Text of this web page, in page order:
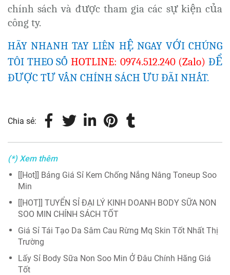
chính sách và được tham gia các sự kiện của
công ty.
HÃY NHANH TAY LIÊN HỆ NGAY VỚI CHÚNG
TÔI THEO SỐ HOTLINE: 0974.512.240 (Zalo) ĐỂ
ĐƯỢC TƯ VẤN CHÍNH SÁCH ƯU ĐÃI NHẤT.
Chia sẻ:
(*) Xem thêm
[[Hot]] Bảng Giá Sỉ Kem Chống Nắng Nâng Toneup Soo
Min
[[HOT]] TUYỂN SỈ ĐẠI LÝ KINH DOANH BODY SỮA NON
SOO MIN CHÍNH SÁCH TỐT
Giá Sỉ Tái Tạo Da Sâm Cau Rừng Mq Skin Tốt Nhất Thị
Trường
Lấy Sỉ Body Sữa Non Soo Min Ở Đâu Chính Hãng Giá
Tốt